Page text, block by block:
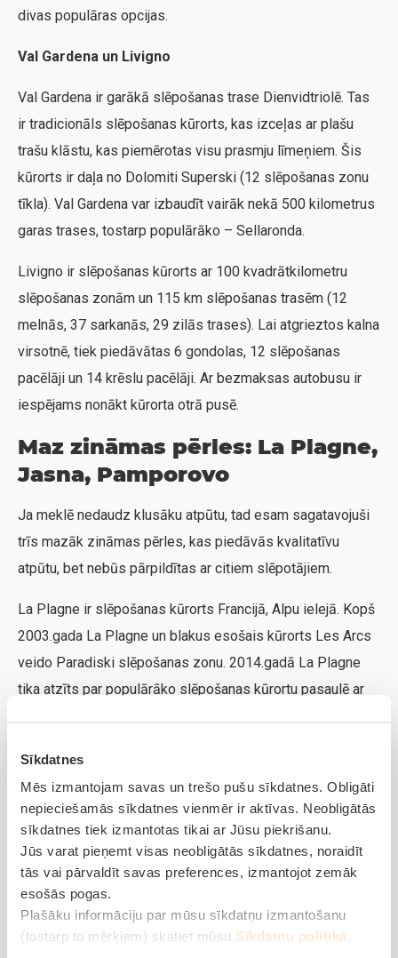
Sīkdatnes
Mēs izmantojam savas un trešo pušu sīkdatnes. Obligāti
nepieciešamās sīkdatnes vienmēr ir aktīvas. Neobligātās
sīkdatnes tiek izmantotas tikai ar Jūsu piekrišanu.
Jūs varat pieņemt visas neobligātās sīkdatnes, noraidīt
tās vai pārvaldīt savas preferences, izmantojot zemāk
esošās pogas.
Plašāku informāciju par mūsu sīkdatņu izmantošanu
(tostarp to mērķiem) skatiet mūsu Sīkdatņu politikā
divas populāras opcijas.
Val Gardena un Livigno
Val Gardena ir garākā slēpošanas trase Dienvidtriolē. Tas
ir tradicionāls slēpošanas kūrorts, kas izceļas ar plašu
trašu klāstu, kas piemērotas visu prasmju līmeņiem. Šis
kūrorts ir daļa no Dolomiti Superski (12 slēpošanas zonu
tīkla). Val Gardena var izbaudīt vairāk nekā 500 kilometrus
garas trases, tostarp populārāko – Sellaronda.
Livigno ir slēpošanas kūrorts ar 100 kvadrātkilometru
slēpošanas zonām un 115 km slēpošanas trasēm (12
melnās, 37 sarkanās, 29 zilās trases). Lai atgrieztos kalna
virsotnē, tiek piedāvātas 6 gondolas, 12 slēpošanas
pacēlāji un 14 krēslu pacēlāji. Ar bezmaksas autobusu ir
iespējams nonākt kūrorta otrā pusē.
Maz zināmas pērles: La Plagne,
Jasna, Pamporovo
Ja meklē nedaudz klusāku atpūtu, tad esam sagatavojuši
trīs mazāk zināmas pērles, kas piedāvās kvalitatīvu
atpūtu, bet nebūs pārpildītas ar citiem slēpotājiem.
La Plagne ir slēpošanas kūrorts Francijā, Alpu ielejā. Kopš
2003.gada La Plagne un blakus esošais kūrorts Les Arcs
veido Paradiski slēpošanas zonu. 2014.gadā La Plagne
tika atzīts par populārāko slēpošanas kūrortu pasaulē ar
vagoniņi un 38 pacēlāji.
Slēpošanas kūrorts Jasna (Jasná Nízke Tatry) atrodas
Slovākijā, Liptovas (Liptov) reģionā. Šo Tatru slēpošanas
kūrortu ieskauj ļoti skaista daba. Jasná Nízke Tatry
slēpošanas kūrortā ir garākās slēpošanas trases
Slovākijā, kas sadalītas 5 apgabalos – Záhradky, Jasná,
Otupné, Srdiečko un Kosodrevina. Pieejama nakšņošana